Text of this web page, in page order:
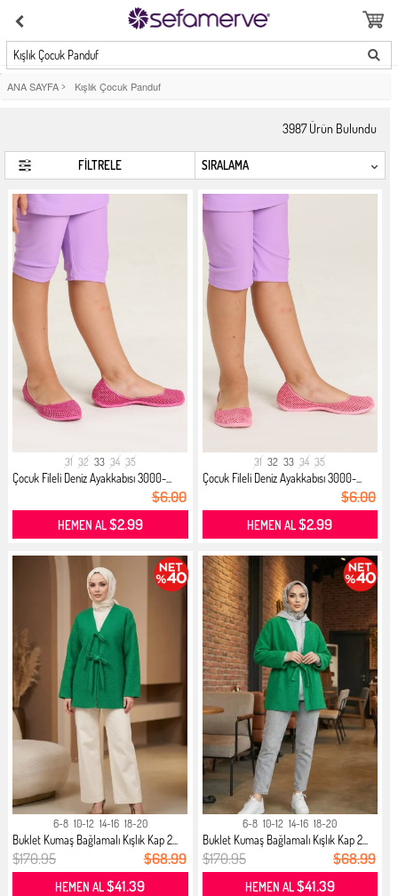
Kışlık Çocuk Panduf
ANA SAYFA > Kışlık Çocuk Panduf
3987Ürün Bulundu
FİLTRELE
31 32 33 34 35
Çocuk Fileli Deniz Ayakkabısı 3000-...
$6.00
HEMEN AL$2.99
31 32 33 34 35
Çocuk Fileli Deniz Ayakkabısı 3000-...
$6.00
HEMEN AL$2.99
6-8 10-12 14-16 18-20
Buklet Kumaş Bağlamalı Kışlık Kap 2...
$170.95 $68.99
HEMEN AL$41.39
6-8 10-12 14-16 18-20
Buklet Kumaş Bağlamalı Kışlık Kap 2...
$170.95 $68.99
HEMEN AL$41.39